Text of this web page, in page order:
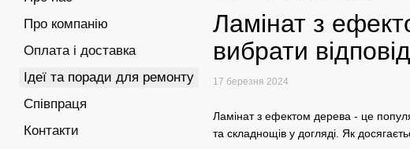
Ламінат з
вибрати
17 березня 2024
Ламінат з ефектом дерева - це
та складнощів у догляді. Як
Про компанію
Оплата і доставка
Ідеї та поради для ремонту
Співпраця
Контакти